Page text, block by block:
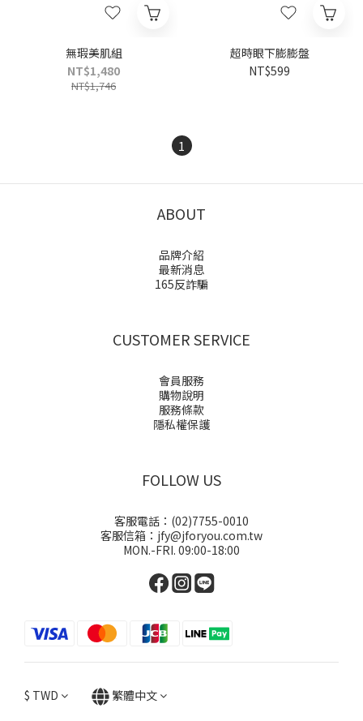
無瑕美肌組
NT$1,480
NT$1,746
超時眼下膨膨盤
NT$599
1
ABOUT
品牌介紹
最新消息
165反詐騙
CUSTOMER SERVICE
會員服務
購物說明
服務條款
隱私權保護
FOLLOW US
客服電話：(02)7755-0010
客服信箱：jfy@jforyou.com.tw
MON.-FRI. 09:00-18:00
$ TWD 繁體中文